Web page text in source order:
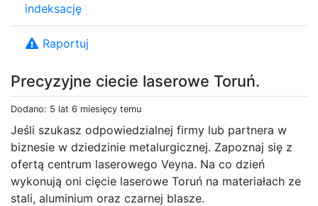
Precyzyjne ciecie laserowe Toruń.
Dodano: 5 lat 6 miesięcy temu
Jeśli szukasz odpowiedzialnej firmy lub partnera w
biznesie w dziedzinie metalurgicznej. Zapoznaj się z
ofertą centrum laserowego Veyna. Na co dzień
wykonują oni cięcie laserowe Toruń na materiałach ze
stali, aluminium oraz czarnej blasze.
indeksację
Raportuj